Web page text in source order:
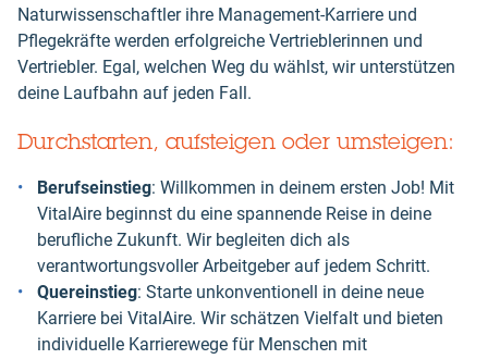
Naturwissenschaftler ihre Management-Karriere und
Pflegekräfte werden erfolgreiche Vertrieblerinnen und
Vertriebler. Egal, welchen Weg du wählst, wir unterstützen
deine Laufbahn auf jeden Fall.
Durchstarten, aufsteigen oder umsteigen:
Berufseinstieg: Willkommen in deinem ersten Job! Mit
VitalAire beginnst du eine spannende Reise in deine
berufliche Zukunft. Wir begleiten dich als
verantwortungsvoller Arbeitgeber auf jedem Schritt.
Quereinstieg: Starte unkonventionell in deine neue
Karriere bei VitalAire. Wir schätzen Vielfalt und bieten
individuelle Karrierewege für Menschen mit